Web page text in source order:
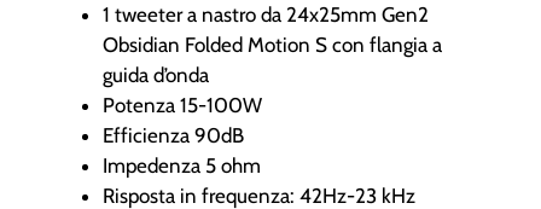
1 tweeter a nastro da 24x25mm Gen2
Obsidian Folded Motion S con flangia a
guida d’onda
Potenza 15-100W
Efficienza 90dB
Impedenza 5 ohm
Risposta in frequenza: 42Hz-23 kHz